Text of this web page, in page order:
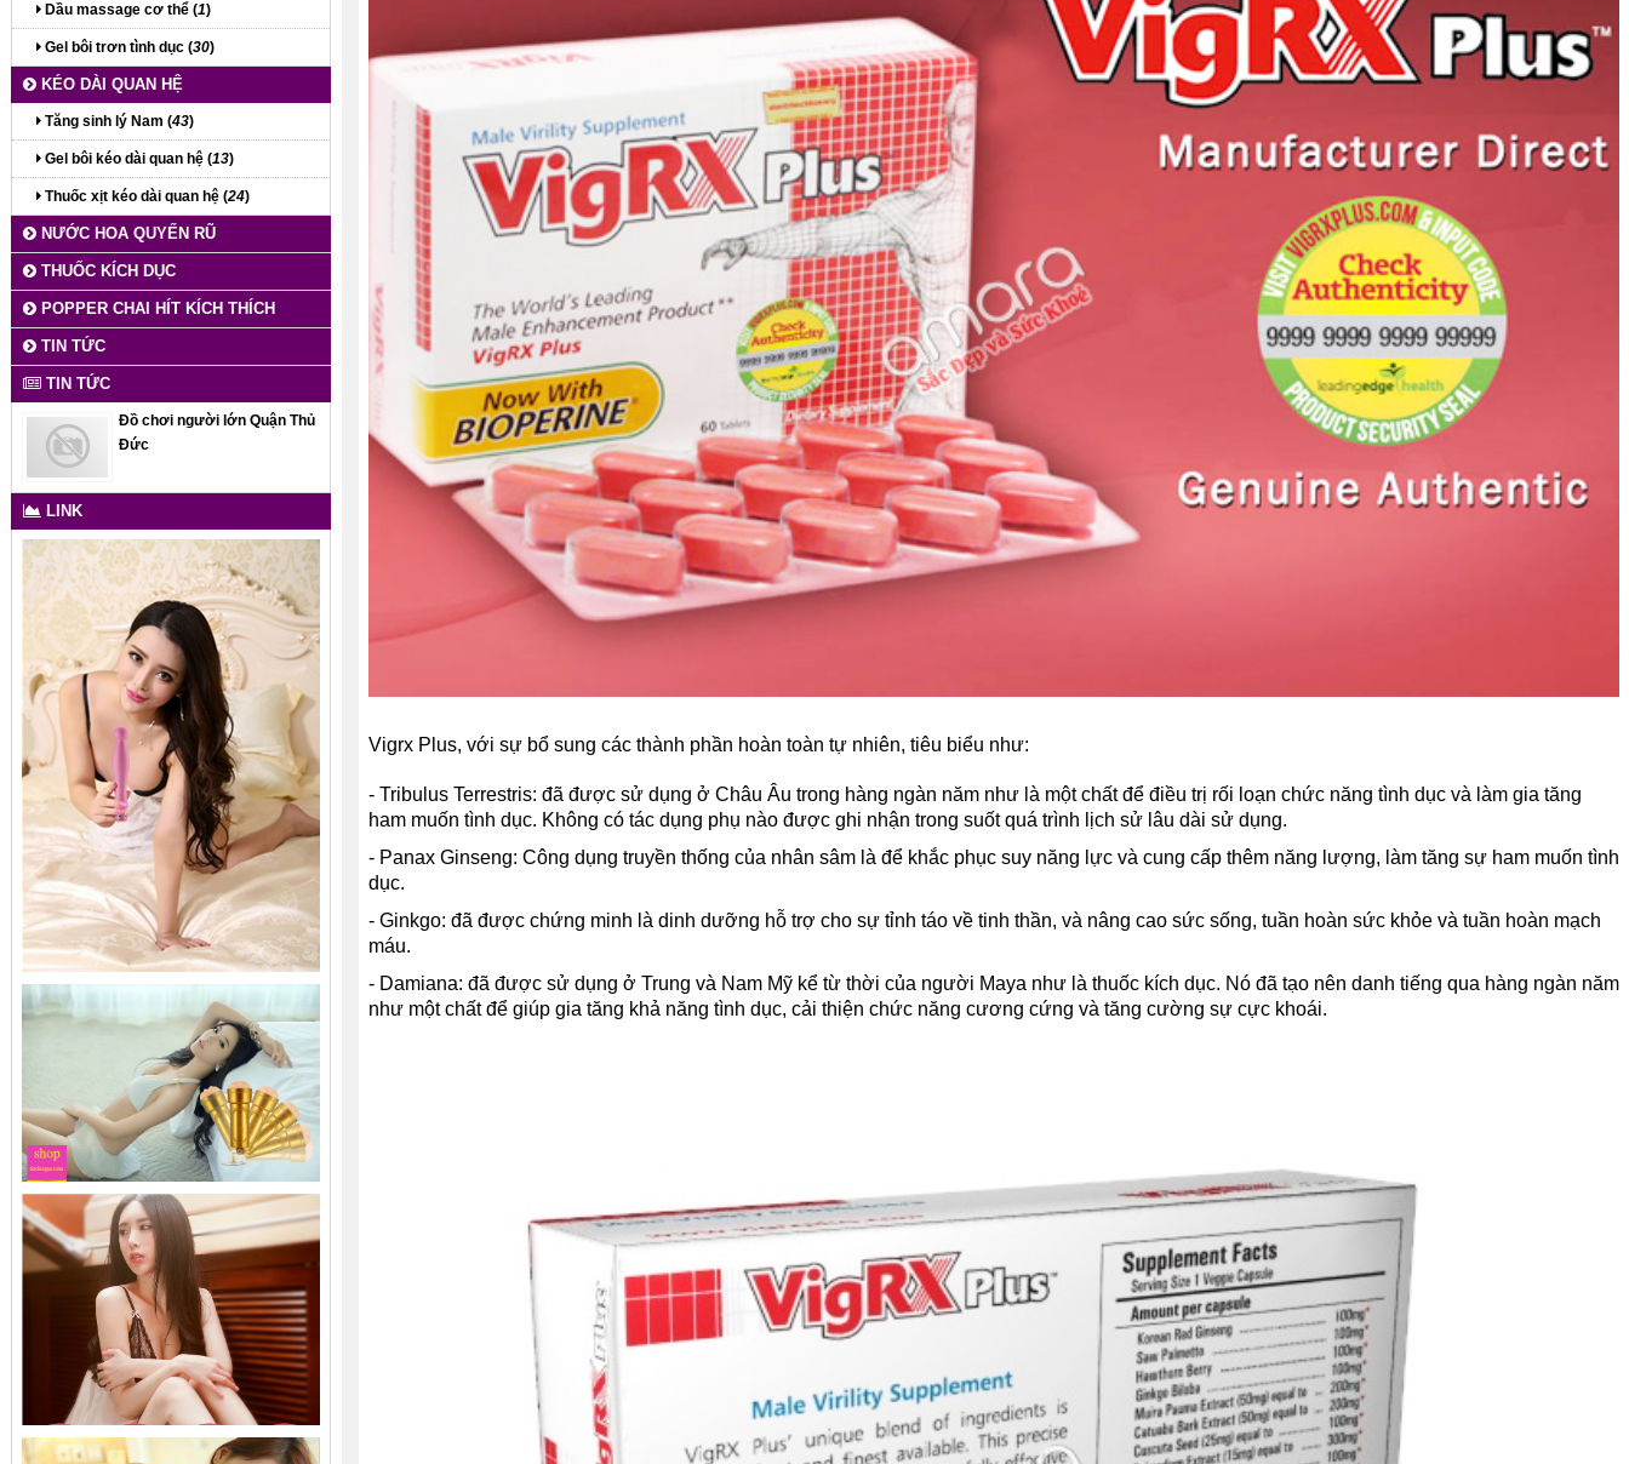
Vigrx Plus, với sự bổ sung các thành phần hoàn toàn tự nhiên, tiêu biểu như:
- Tribulus Terrestris: đã được sử dụng ở Châu Âu trong hàng ngàn năm như là một chất để điều trị rối loạn chức năng tình dục và làm gia tăng
ham muốn tình dục. Không có tác dụng phụ nào được ghi nhận trong suốt quá trình lịch sử lâu dài sử dụng.
- Panax Ginseng: Công dụng truyền thống của nhân sâm là để khắc phục suy năng lực và cung cấp thêm năng lượng, làm tăng sự ham muốn tình
dục.
- Ginkgo: đã được chứng minh là dinh dưỡng hỗ trợ cho sự tỉnh táo về tinh thần, và nâng cao sức sống, tuần hoàn sức khỏe và tuần hoàn mạch
máu.
- Damiana: đã được sử dụng ở Trung và Nam Mỹ kể từ thời của người Maya như là thuốc kích dục. Nó đã tạo nên danh tiếng qua hàng ngàn năm
như một chất để giúp gia tăng khả năng tình dục, cải thiện chức năng cương cứng và tăng cường sự cực khoái.
Dầu massage cơ thể (1)
Gel bôi trơn tình dục (30)
KÉO DÀI QUAN HỆ
Tăng sinh lý Nam (43)
Gel bôi kéo dài quan hệ (13)
Thuốc xịt kéo dài quan hệ (24)
NƯỚC HOA QUYẾN RŨ
THUỐC KÍCH DỤC
POPPER CHAI HÍT KÍCH THÍCH
TIN TỨC
TIN TỨC
Đồ chơi người lớn Quận Thủ
Đức
LINK